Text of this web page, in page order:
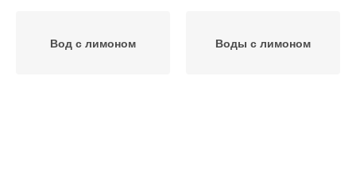
Вод с лимоном Воды с лимоном